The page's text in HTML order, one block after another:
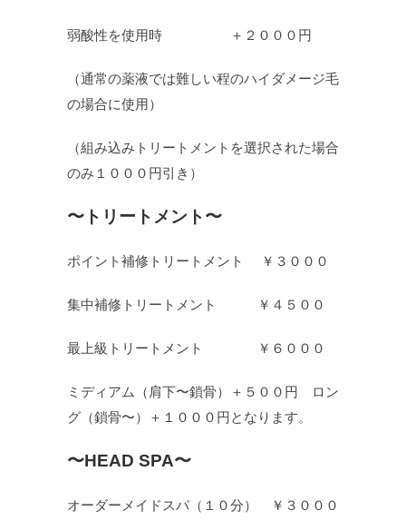
弱酸性を使用時 ＋２０００円
（通常の薬液では難しい程のハイダメージ毛
の場合に使用）
（組み込みトリートメントを選択された場合
のみ１０００円引き）
〜トリートメント〜
ポイント補修トリートメント ￥３０００
集中補修トリートメント ￥４５００
最上級トリートメント ￥６０００
ミディアム（肩下〜鎖骨）＋５００円 ロン
グ（鎖骨〜）＋１０００円となります。
〜HEAD SPA〜
オーダーメイドスパ（１０分） ￥３０００